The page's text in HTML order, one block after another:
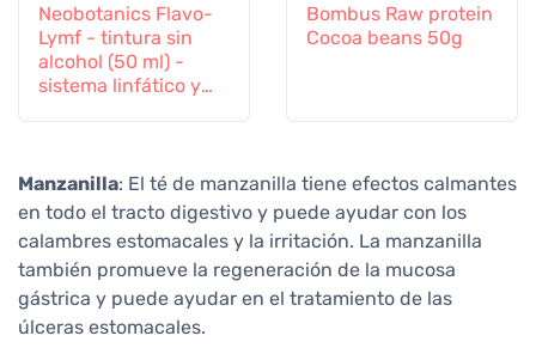
Neobotanics Flavo-
Lymf - tintura sin
alcohol (50 ml) -
sistema linfático y
Bombus Raw protein
Cocoa beans 50g
Manzanilla: El té de manzanilla tiene efectos calmantes
en todo el tracto digestivo y puede ayudar con los
calambres estomacales y la irritación. La manzanilla
también promueve la regeneración de la mucosa
gástrica y puede ayudar en el tratamiento de las
úlceras estomacales.